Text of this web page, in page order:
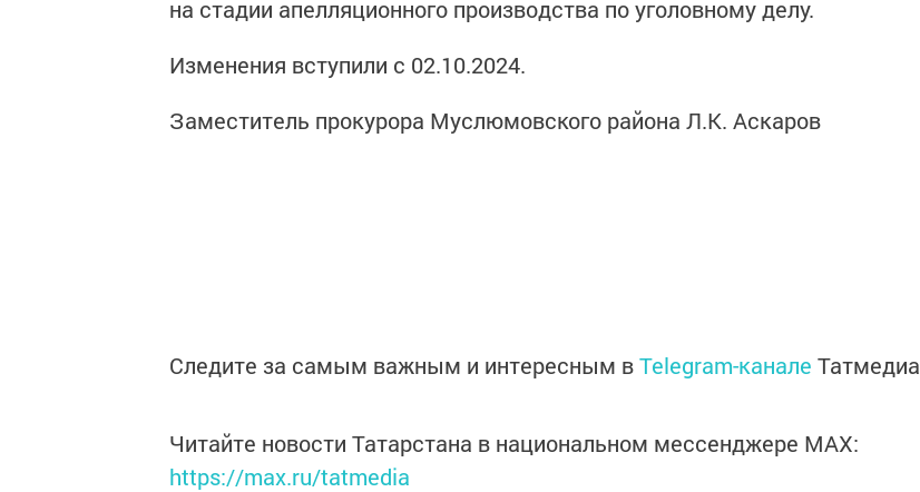
на стадии апелляционного производства по уголовному делу.
Изменения вступили c 02.10.2024.
Заместитель прокурора Муслюмовского района Л.К. Аскаров
Следите за самым важным и интересным вTelegram-канале Татмедиа
Читайте новости Татарстана в национальном мессенджере MАХ:
https://max.ru/tatmedia